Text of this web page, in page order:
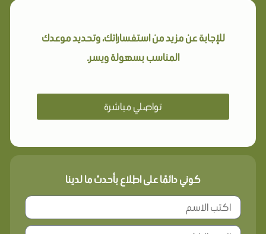
للإجابة عن مزيد من استفساراتك، وتحديد موعدك
المناسب بسهولة ويسر.
تواصلي مباشرة
كوني دائمًا على اطلاع بأحدث ما لدينا